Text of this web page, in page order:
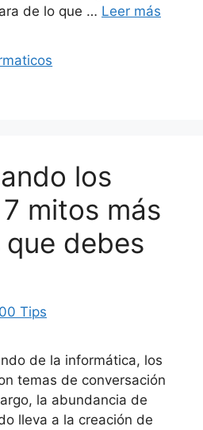
de lo que … Leer más
los
mitos más
debes
Tips
de la informática, los
temas de conversación
la abundancia de
lleva a la creación de